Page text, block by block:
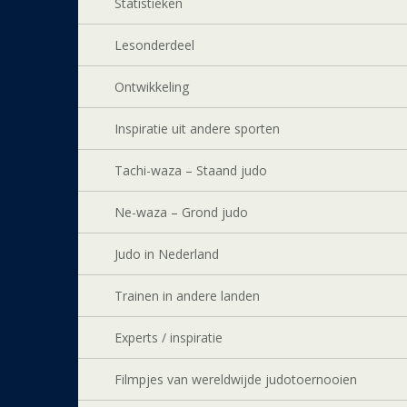
Lesonderdeel
Ontwikkeling
Inspiratie uit andere sporten
Tachi-waza – Staand judo
Ne-waza – Grond judo
Judo in Nederland
Trainen in andere landen
Experts / inspiratie
Filmpjes van wereldwijde judotoernooien